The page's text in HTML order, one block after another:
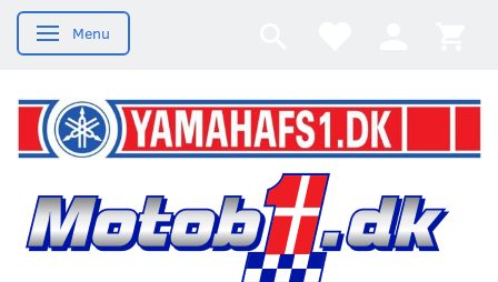
Skifte navigation
Menu